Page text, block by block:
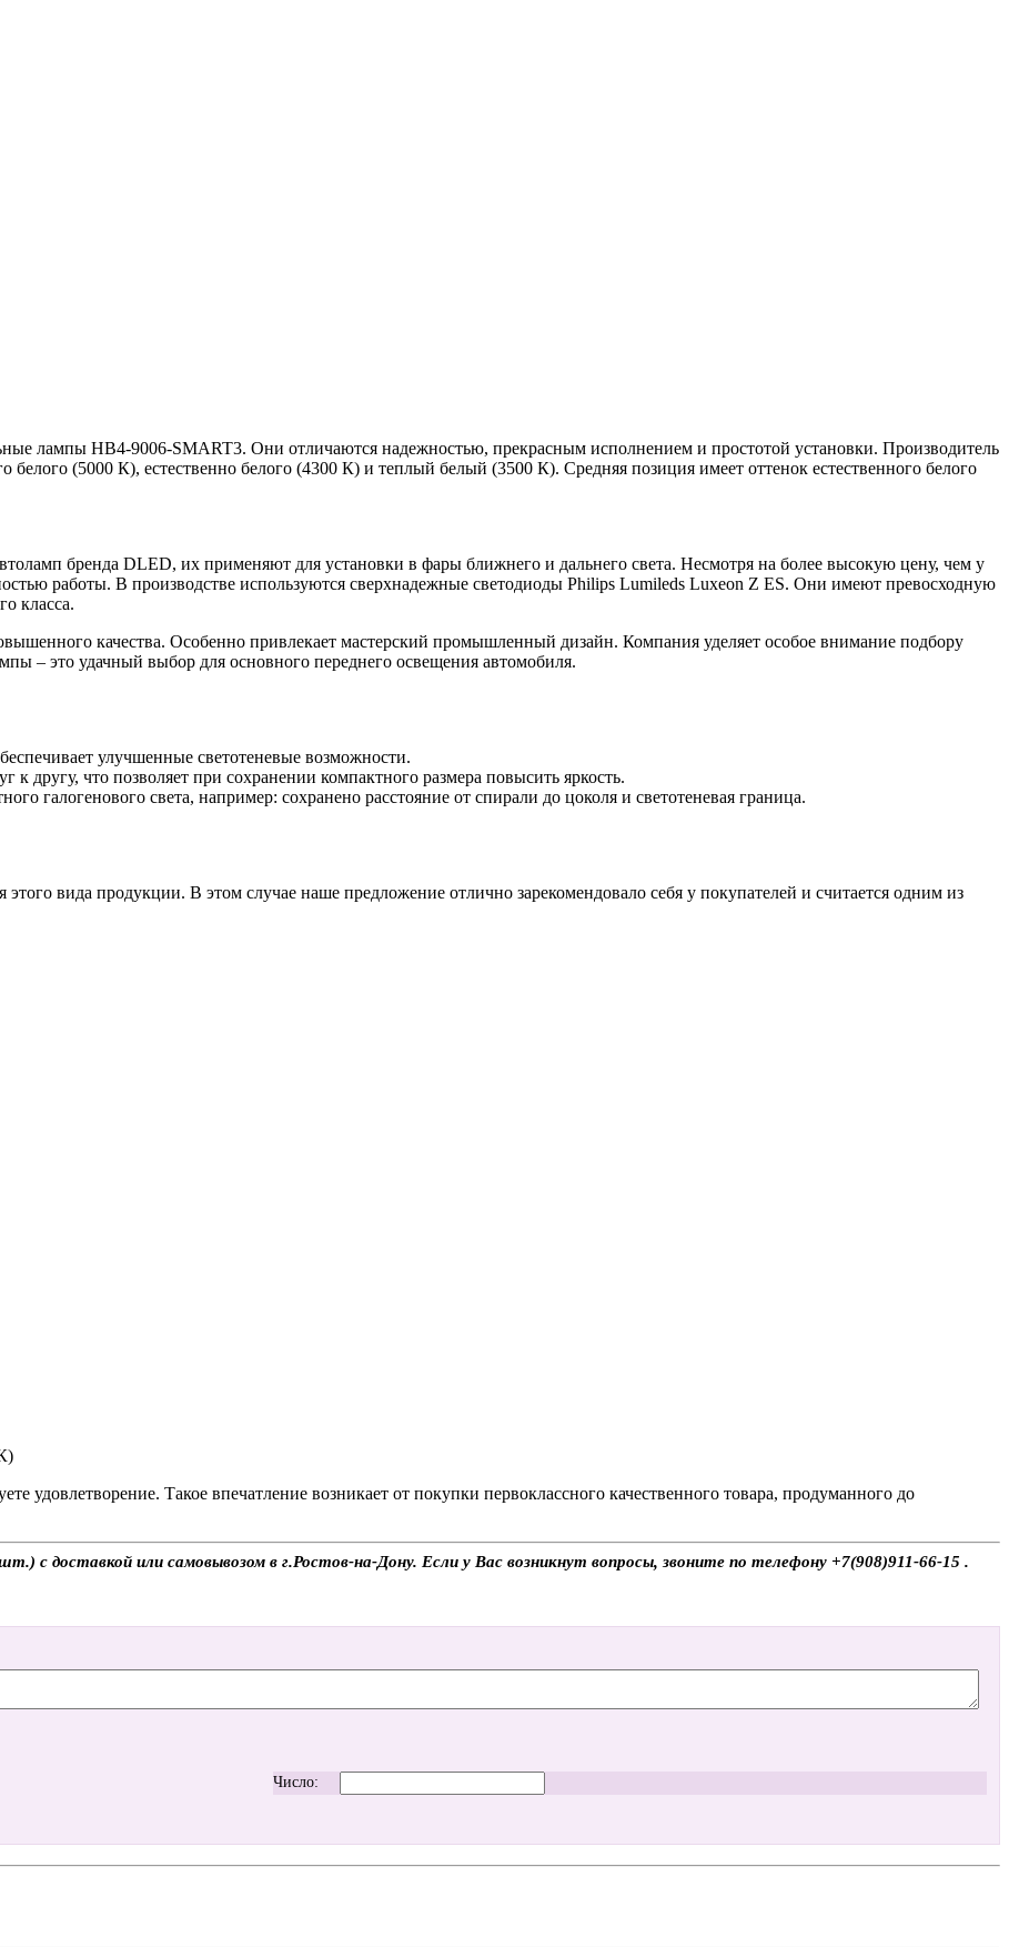
лампы HB4-9006-SMART3. Они отличаются надежностью, прекрасным исполнением и простотой установки. Производитель
белого (5000 К), естественно белого (4300 К) и теплый белый (3500 К). Средняя позиция имеет оттенок естественного белого
бренда DLED, их применяют для установки в фары ближнего и дальнего света. Несмотря на более высокую цену, чем у
работы. В производстве используются сверхнадежные светодиоды Philips Lumileds Luxeon Z ES. Они имеют превосходную
класса.
качества. Особенно привлекает мастерский промышленный дизайн. Компания уделяет особое внимание подбору
– это удачный выбор для основного переднего освещения автомобиля.
улучшенные светотеневые возможности.
другу, что позволяет при сохранении компактного размера повысить яркость.
галогенового света, например: сохранено расстояние от спирали до цоколя и светотеневая граница.
вида продукции. В этом случае наше предложение отлично зарекомендовало себя у покупателей и считается одним из
удовлетворение. Такое впечатление возникает от покупки первоклассного качественного товара, продуманного до
с доставкой или самовывозом в г.Ростов-на-Дону. Если у Вас возникнут вопросы, звоните по телефону +7(908)911-66-15 .
Число: